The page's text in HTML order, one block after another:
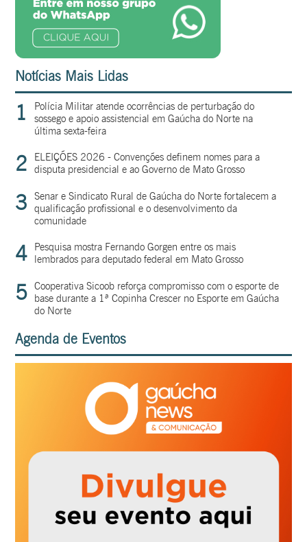
Notícias Mais Lidas
1
Polícia Militar atende ocorrências de perturbação do
sossego e apoio assistencial em Gaúcha do Norte na
última sexta-feira
2
ELEIÇÕES 2026 - Convenções definem nomes para a
disputa presidencial e ao Governo de Mato Grosso
3
Senar e Sindicato Rural de Gaúcha do Norte fortalecem a
qualificação profissional e o desenvolvimento da
comunidade
4
Pesquisa mostra Fernando Gorgen entre os mais
lembrados para deputado federal em Mato Grosso
5 Cooperativa Sicoob reforça compromisso com o esporte de
base durante a 1ª Copinha Crescer no Esporte em Gaúcha
do Norte
Agenda de Eventos